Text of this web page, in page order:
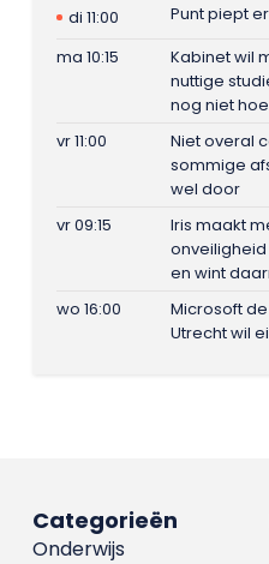
di 11:00
Punt piept
ma 10:15
Kabinet wil
nuttige
nog niet hoe
vr 11:00
Niet overal
sommige
wel door
vr 09:15
Iris maakt
en wint
wo 16:00
Microsoft
Utrecht wil
Categorieën
Onderwijs